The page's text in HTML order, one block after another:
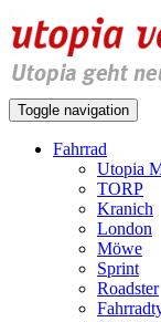
Toggle navigation
Fahrrad
Utopia
TORP
Kranich
London
Möwe
Sprint
Roadster